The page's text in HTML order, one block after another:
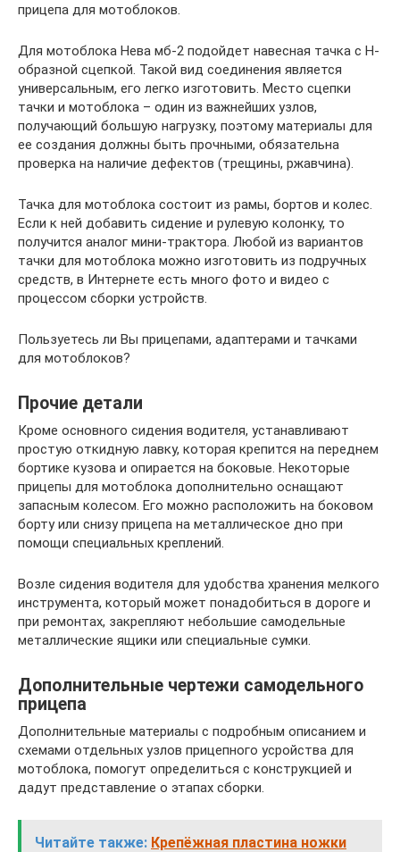
прицепа для мотоблоков.
Для мотоблока Нева мб-2 подойдет навесная тачка с Н-
образной сцепкой. Такой вид соединения является
универсальным, его легко изготовить. Место сцепки
тачки и мотоблока – один из важнейших узлов,
получающий большую нагрузку, поэтому материалы для
ее создания должны быть прочными, обязательна
проверка на наличие дефектов (трещины, ржавчина).
Тачка для мотоблока состоит из рамы, бортов и колес.
Если к ней добавить сидение и рулевую колонку, то
получится аналог мини-трактора. Любой из вариантов
тачки для мотоблока можно изготовить из подручных
средств, в Интернете есть много фото и видео с
процессом сборки устройств.
Пользуетесь ли Вы прицепами, адаптерами и тачками
для мотоблоков?
Прочие детали
Кроме основного сидения водителя, устанавливают
простую откидную лавку, которая крепится на переднем
бортике кузова и опирается на боковые. Некоторые
прицепы для мотоблока дополнительно оснащают
запасным колесом. Его можно расположить на боковом
борту или снизу прицепа на металлическое дно при
помощи специальных креплений.
Возле сидения водителя для удобства хранения мелкого
инструмента, который может понадобиться в дороге и
при ремонтах, закрепляют небольшие самодельные
металлические ящики или специальные сумки.
Дополнительные чертежи самодельного
прицепа
Дополнительные материалы с подробным описанием и
схемами отдельных узлов прицепного усройства для
мотоблока, помогут определиться с конструкцией и
дадут представление о этапах сборки.
Читайте также: Крепёжная пластина ножки